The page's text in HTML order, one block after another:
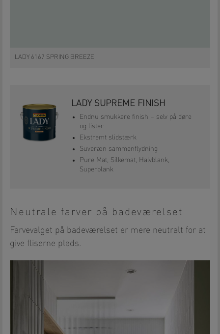
LADY 6167 SPRING BREEZE
LADY SUPREME FINISH
Endnu smukkere finish – selv på døre
og lister
Ekstremt slidstærk
Suveræn sammenflydning
Pure Mat, Silkemat, Halvblank,
Superblank
Neutrale farver på badeværelset
Farvevalget på badeværelset er mere neutralt for at
give fliserne plads.